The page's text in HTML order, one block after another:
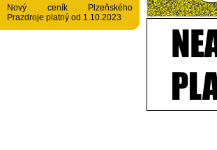
Nový ceník Plzeňského
Prazdroje platný od 1.10.2023